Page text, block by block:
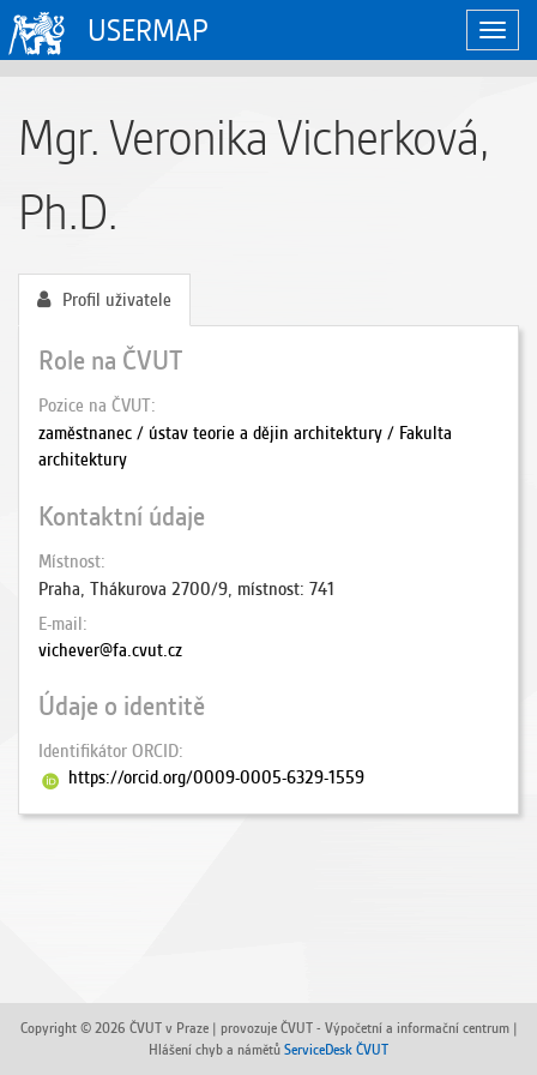
USERMAP
Mgr. Veronika Vicherková,
Ph.D.
Profil uživatele
Role na ČVUT
Pozice na ČVUT
zaměstnanec / ústav teorie a dějin architektury / Fakulta
architektury
Kontaktní údaje
Místnost
Praha, Thákurova 2700/9, místnost: 741
E-mail
vichever@fa.cvut.cz
Údaje o identitě
Identifikátor ORCID
https://orcid.org/0009-0005-6329-1559
Copyright © 2026 ČVUT v Praze | provozuje ČVUT - Výpočetní a informační centrum |
Hlášení chyb a námětů ServiceDesk ČVUT